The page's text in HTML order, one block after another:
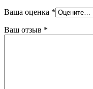
Ваша оценка *
Ваш отзыв *